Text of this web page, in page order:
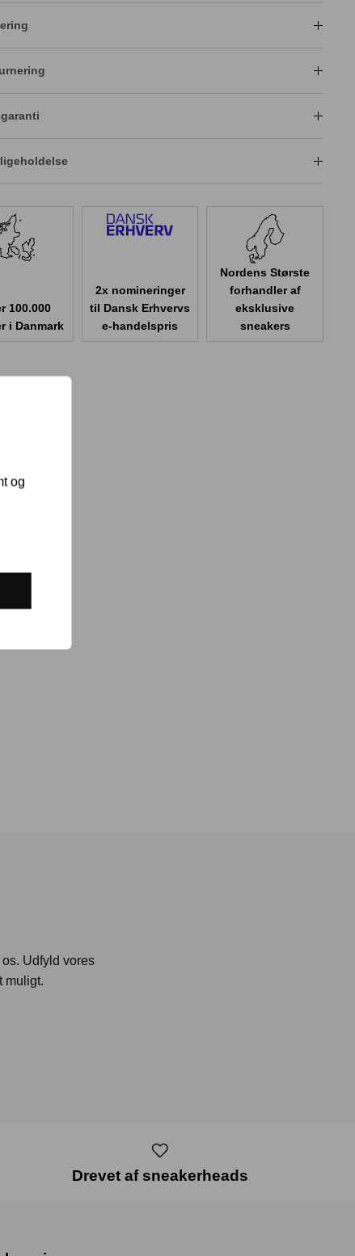
og
100.000
i Danmark
2x nomineringer
til Dansk Erhvervs
e-handelspris
Nordens Største
forhandler af
eksklusive
sneakers
Udfyld vores
muligt.
Drevet af sneakerheads